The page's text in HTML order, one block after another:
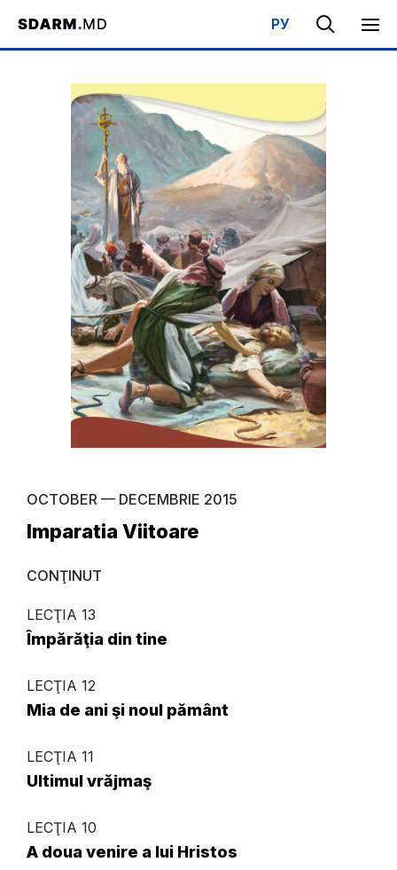
РУ
Acasa / Bibliotecă / Şcoala de Sabat / Imparatia Viitoare
OCTOBER — DECEMBRIE 2015
Imparatia Viitoare
CONŢINUT
LECŢIA 13
Împărăţia din tine
LECŢIA 12
Mia de ani şi noul pământ
LECŢIA 11
Ultimul vrăjmaş
LECŢIA 10
A doua venire a lui Hristos